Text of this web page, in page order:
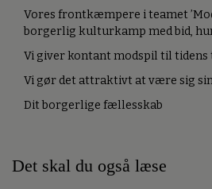
Vores frontkæmpere i teamet
borgerlig kulturkamp med bid,
Vi giver kontant modspil til tidens
Vi gør det attraktivt at være sig
Dit borgerlige fællesskab
Det skal du også læse